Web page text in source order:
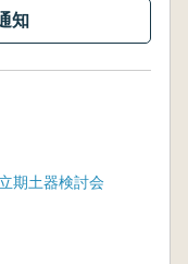
知
期土器検討会